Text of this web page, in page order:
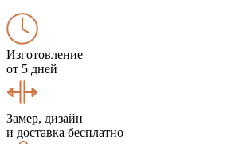
Изготовление
от 5 дней
Замер, дизайн
и доставка бесплатно